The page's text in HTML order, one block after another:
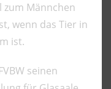
zum Männchen
wenn das Tier in
ist.
seinen